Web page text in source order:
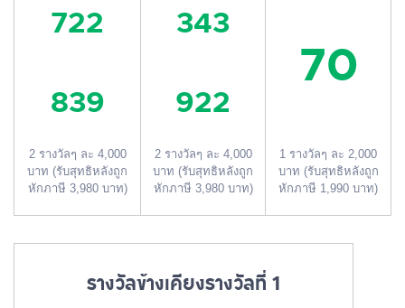
722
839
343
922
70
2 รางวัลๆ ละ 4,000
บาท (รับสุทธิหลังถูก
หักภาษี 3,980 บาท)
2 รางวัลๆ ละ 4,000
บาท (รับสุทธิหลังถูก
หักภาษี 3,980 บาท)
1 รางวัลๆ ละ 2,000
บาท (รับสุทธิหลังถูก
หักภาษี 1,990 บาท)
รางวัลข้างเคียงรางวัลที่ 1